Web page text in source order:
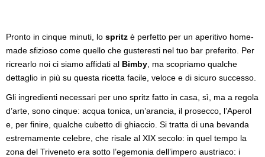
Pronto in cinque minuti, lo spritz è perfetto per un aperitivo home-
made sfizioso come quello che gusteresti nel tuo bar preferito. Per
ricrearlo noi ci siamo affidati al Bimby , ma scopriamo qualche
dettaglio in più su questa ricetta facile, veloce e di sicuro successo.
Gli ingredienti necessari per uno spritz fatto in casa, sì, ma a regola
d’arte, sono cinque: acqua tonica, un’arancia, il prosecco, l’Aperol
e, per finire, qualche cubetto di ghiaccio. Si tratta di una bevanda
estremamente celebre, che risale al XIX secolo: in quel tempo la
zona del Triveneto era sotto l’egemonia dell’impero austriaco: i